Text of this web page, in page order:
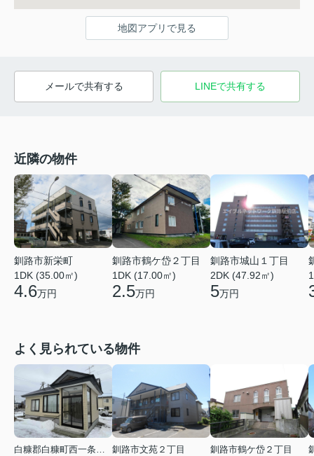
地図アプリで見る
メールで共有する LINEで共有する
近隣の物件
釧路市新栄町
1DK (35.00㎡)
4.6万円
釧路市鶴ケ岱２丁目
1DK (17.00㎡)
2.5万円
釧路市城山１丁目
2DK (47.92㎡)
5万円
よく見られている物件
白糠郡白糠町西一条南４丁目
釧路市文苑２丁目
釧路市鶴ケ岱２丁目